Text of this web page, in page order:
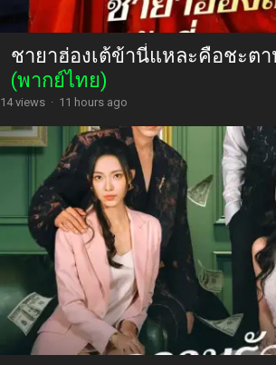
ชายาฮ่องเต้ข้านี่แหละคือชะตา
(พากย์ไทย)
14 views · 11 hours ago